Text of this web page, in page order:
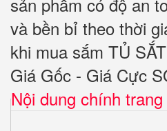
và bền bỉ theo thời
khi mua sắm TỦ
Giá Gốc - Giá Cực
Nội dung chính